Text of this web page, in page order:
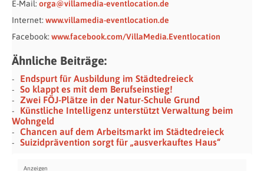
E-Mail: orga@villamedia-eventlocation.de
Internet: www.villamedia-eventlocation.de
Facebook: www.facebook.com/VillaMedia.Eventlocation
Ähnliche Beiträge:
Endspurt für Ausbildung im Städtedreieck
So klappt es mit dem Berufseinstieg!
Zwei FÖJ-Plätze in der Natur-Schule Grund
Künstliche Intelligenz unterstützt Verwaltung beim
Wohngeld
Chancen auf dem Arbeitsmarkt im Städtedreieck
Suizidprävention sorgt für „ausverkauftes Haus“